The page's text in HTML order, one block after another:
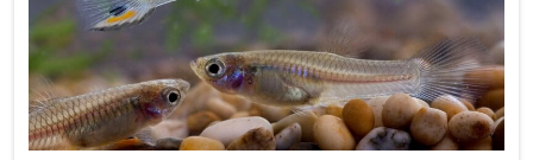
Themen
Alle
Tiergruppen
Fische